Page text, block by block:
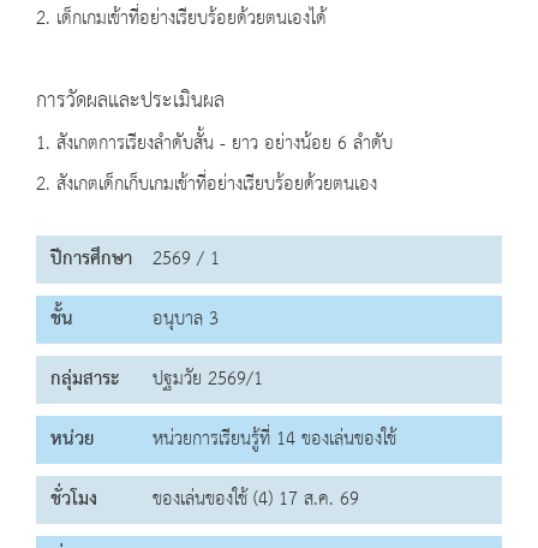
2. เด็กเกมเข้าที่อย่างเรียบร้อยด้วยตนเองได้
การวัดผลและประเมินผล
1. สังเกตการเรียงลำดับสั้น - ยาว อย่างน้อย 6 ลำดับ
2. สังเกตเด็กเก็บเกมเข้าที่อย่างเรียบร้อยด้วยตนเอง
ปีการศึกษา 2569 / 1
ชั้น
อนุบาล 3
กลุ่มสาระ
ปฐมวัย 2569/1
หน่วย
หน่วยการเรียนรู้ที่ 14 ของเล่นของใช้
ชั่วโมง
ของเล่นของใช้ (4) 17 ส.ค. 69